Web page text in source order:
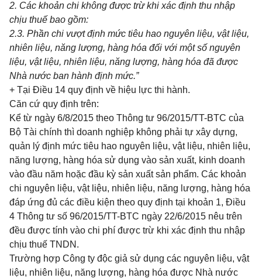
2. Các khoản chi không được trừ khi xác định thu nhập
chịu thuế bao gồm:
2.3. Phần chi vượt định mức tiêu hao nguyên liệu, vật liệu,
nhiên liệu, năng lượng, hàng hóa đối với một số nguyên
liệu, vật liệu, nhiên liệu, năng lượng, hàng hóa đã được
Nhà nước ban hành định mức.”
+ Tại Điều 14 quy định về hiệu lực thi hành.
Căn cứ quy định trên:
Kể từ ngày 6/8/2015 theo Thông tư 96/2015/TT-BTC của
Bộ Tài chính thì doanh nghiệp không phải tự xây dựng,
quản lý định mức tiêu hao nguyên liệu, vật liệu, nhiên liệu,
năng lượng, hàng hóa sử dụng vào sản xuất, kinh doanh
vào đầu năm hoặc đầu kỳ sản xuất sản phẩm. Các khoản
chi nguyên liệu, vật liệu, nhiên liệu, năng lượng, hàng hóa
đáp ứng đủ các điều kiện theo quy định tại khoản 1, Điều
4 Thông tư số 96/2015/TT-BTC ngày 22/6/2015 nêu trên
đều được tính vào chi phí được trừ khi xác định thu nhập
chịu thuế TNDN.
Trường hợp Công ty độc giả sử dụng các nguyên liệu, vật
liệu, nhiên liệu, năng lượng, hàng hóa được Nhà nước